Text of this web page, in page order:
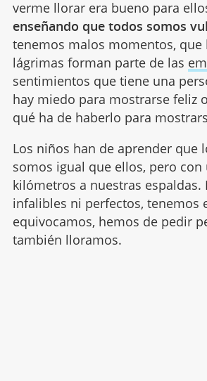
verme llorar era bueno para
enseñando que todos somos
tenemos malos momentos, que
lágrimas forman parte de las
sentimientos que tiene una
hay miedo para mostrarse feliz
qué ha de haberlo para
Los niños han de aprender que
somos igual que ellos, pero con
kilómetros a nuestras espaldas.
infalibles ni perfectos, tenemos
equivocamos, hemos de pedir
también lloramos.